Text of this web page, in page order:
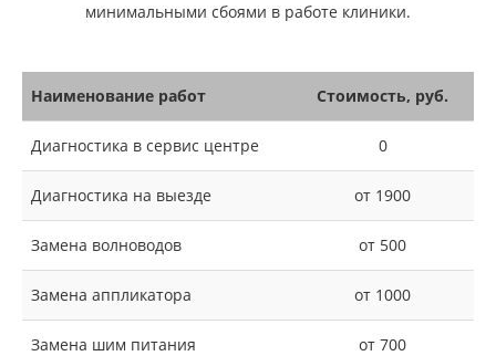
минимальными сбоями в работе клиники.
Наименование работ Стоимость, руб.
Диагностика в сервис центре 0
Диагностика на выезде от 1900
Замена волноводов от 500
Замена аппликатора от 1000
Замена шим питания от 700